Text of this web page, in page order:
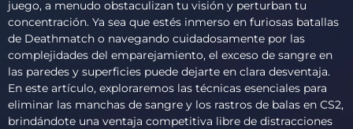
juego, a menudo obstaculizan tu visión y perturban tu
concentración. Ya sea que estés inmerso en furiosas batallas
de Deathmatch o navegando cuidadosamente por las
complejidades del emparejamiento, el exceso de sangre en
las paredes y superficies puede dejarte en clara desventaja.
En este artículo, exploraremos las técnicas esenciales para
eliminar las manchas de sangre y los rastros de balas en CS2,
brindándote una ventaja competitiva libre de distracciones